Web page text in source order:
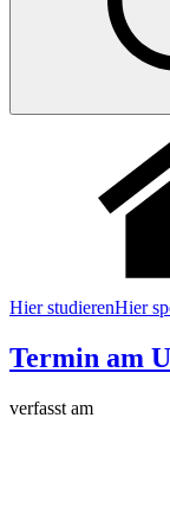
Hier studierenHier
Termin am
verfasst am